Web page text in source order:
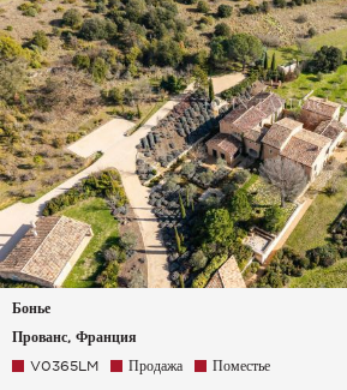
Бонье
Прованс, Франция
V0365LM Продажа Поместье